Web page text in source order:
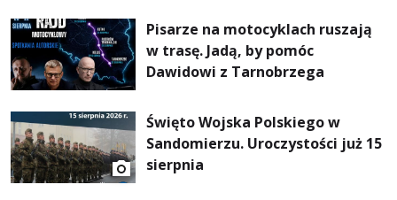
Pisarze na motocyklach ruszają
w trasę. Jadą, by pomóc
Dawidowi z Tarnobrzega
Święto Wojska Polskiego w
Sandomierzu. Uroczystości już 15
sierpnia